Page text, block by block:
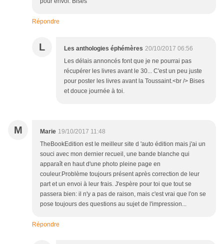
Répondre
L Les anthologies éphémères 20/10/2017 06:56
Les délais annoncés font que je ne pourrai pas
récupérer les livres avant le 30... C'est un peu juste
pour poster les livres avant la Toussaint.<br /> Bises
et douce journée à toi.
M Marie 19/10/2017 11:48
TheBookEdition est le meilleur site d 'auto édition mais j'ai un
souci avec mon dernier recueil, une bande blanche qui
apparaît en haut d'une photo pleine page en
couleur.Problème toujours présent après correction de leur
part et un envoi à leur frais. J'espère pour toi que tout se
passera bien: il n'y a pas de raison, mais c'est vrai que l'on se
pose toujours des questions au sujet de l'impression...
Répondre